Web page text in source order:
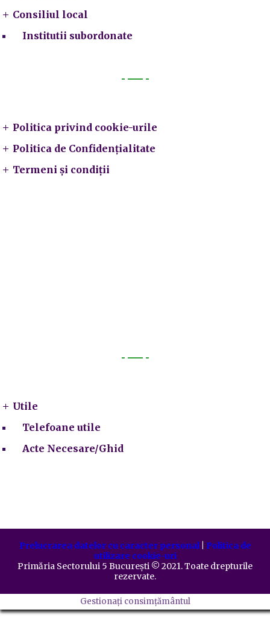
Consiliul local
Institutii subordonate
Politica privind cookie-urile
Politica de Confidențialitate
Termeni și condiții
Utile
Telefoane utile
Acte Necesare/Ghid
Prelucrarea datelor cu caracter personal| Politica de
utilizare cookie-uri
Primăria Sectorului 5 București ©️ 2021. Toate drepturile
rezervate.
Gestionați consimțământul